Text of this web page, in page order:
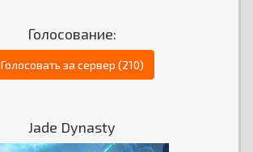
Голосование:
Голосовать за сервер (210)
Jade Dynasty